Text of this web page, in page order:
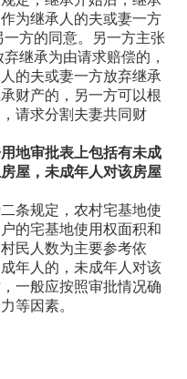
为继承人的夫或妻一方
方的同意。另一方主张
继承为由请求赔偿的，
的夫或妻一方放弃继承
财产的，另一方可以根
请求分割夫妻共同财
地审批表上包括有未成
屋，未成年人对该房屋
条规定，农村宅基地使
的宅基地使用权面积和
民人数为主要参考依
年人的，未成年人对该
一般应按照审批情况确
等因素。